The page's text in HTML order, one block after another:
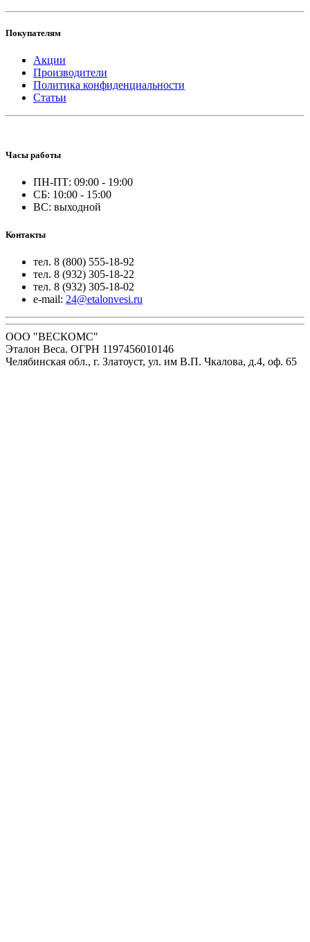
Покупателям
Акции
Производители
Политика конфиденциальности
Статьи
Часы работы
ПН-ПТ: 09:00 - 19:00
СБ: 10:00 - 15:00
ВС: выходной
Контакты
тел. 8 (800) 555-18-92
тел. 8 (932) 305-18-22
тел. 8 (932) 305-18-02
e-mail: 24@etalonvesi.ru
ООО "ВЕСКОМС"
Эталон Веса. ОГРН 1197456010146
Челябинская обл., г. Златоуст, ул. им В.П. Чкалова, д.4, оф. 65